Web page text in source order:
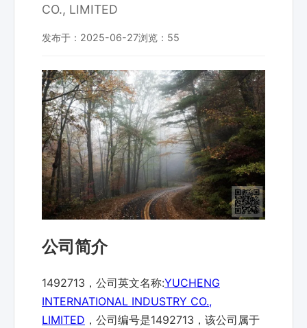
CO., LIMITED
发布于：2025-06-27浏览： 55
公司简介
1492713，公司英文名称:YUCHENG
INTERNATIONAL INDUSTRY CO.,
LIMITED ，公司编号是1492713，该公司属于